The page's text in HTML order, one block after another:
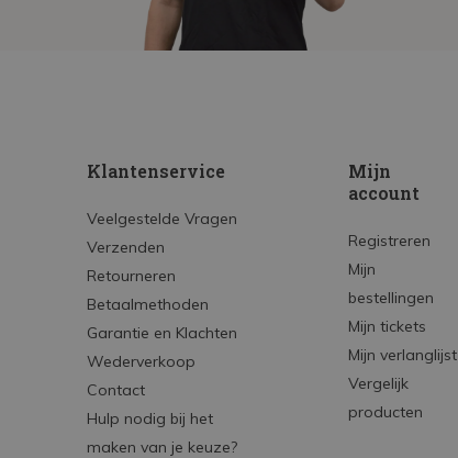
Klantenservice
Veelgestelde Vragen
Verzenden
Retourneren
Betaalmethoden
Garantie en Klachten
Wederverkoop
Contact
Hulp nodig bij het
maken van je keuze?
Mijn
account
Registreren
Mijn
bestellingen
Mijn tickets
Mijn verlanglijst
Vergelijk
producten